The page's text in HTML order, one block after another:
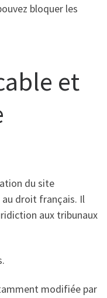
bloquer les
et
du site
droit français. Il
aux tribunaux
modifiée par